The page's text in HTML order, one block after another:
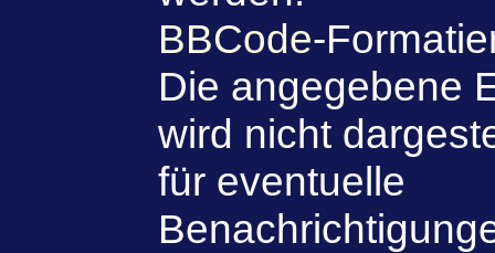
BBCode-
Die angegebene
wird nicht
für eventuelle